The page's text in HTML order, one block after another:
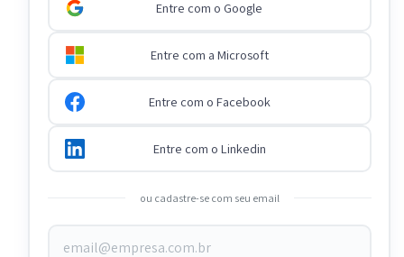
Entre com o Google
Entre com a Microsoft
Entre com o Facebook
Entre com o Linkedin
ou cadastre-se com seu email